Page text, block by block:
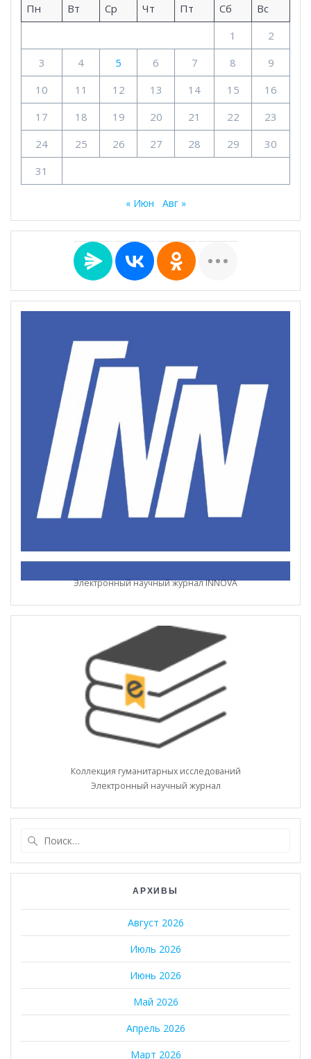
Пн Вт Ср Чт Пт Сб
Вс
1
2
3
4 5 6 7 8
9
10
11 12 13 14 15
16
17
18 19 20 21 22
23
24
25 26 27 28 29
30
31
« Июн Авг »
Электронный научный журнал INNOVA
Коллекция гуманитарных исследований
Электронный научный журнал
АРХИВЫ
Август 2026
Июль 2026
Июнь 2026
Май 2026
Апрель 2026
Март 2026